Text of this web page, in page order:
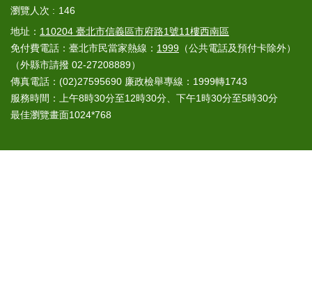
瀏覽人次
146
地址： 110204 臺北市信義區市府路1號11樓西南區
免付費電話：臺北市民當家熱線： 1999 （公共電話及預付卡除外）
（外縣市請撥 02-27208889）
傳真電話：(02)27595690 廉政檢舉專線：1999轉1743
服務時間：上午8時30分至12時30分、下午1時30分至5時30分
最佳瀏覽畫面1024*768